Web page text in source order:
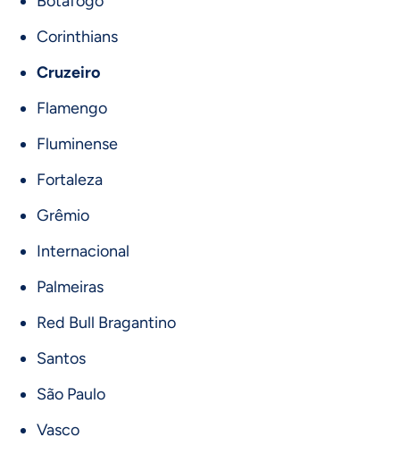
Corinthians
Cruzeiro
Flamengo
Fluminense
Fortaleza
Grêmio
Internacional
Palmeiras
Red Bull Bragantino
Santos
São Paulo
Vasco